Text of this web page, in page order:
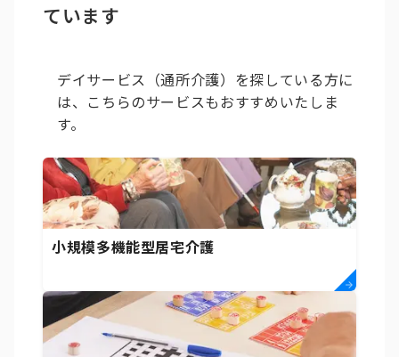
ています
デイサービス（通所介護）を探している方に
は、こちらのサービスもおすすめいたしま
す。
小規模多機能型居宅介護